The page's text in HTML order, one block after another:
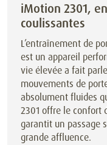
iMotion 2301,
coulissantes
L’entraînement de
est un appareil
vie élevée a fait
mouvements de
absolument fluides
2301 offre le confort
garantit un passage
grande affluence.